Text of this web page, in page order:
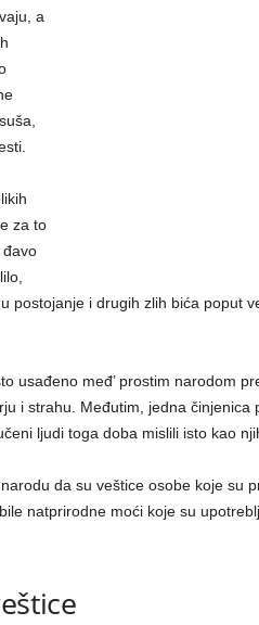
a
za to
postojanje i drugih zlih bića poput
usađeno međ’ prostim narodom
i strahu. Međutim, jedna činjenica
ljudi toga doba mislili isto kao
da su veštice osobe koje su
natprirodne moći koje su